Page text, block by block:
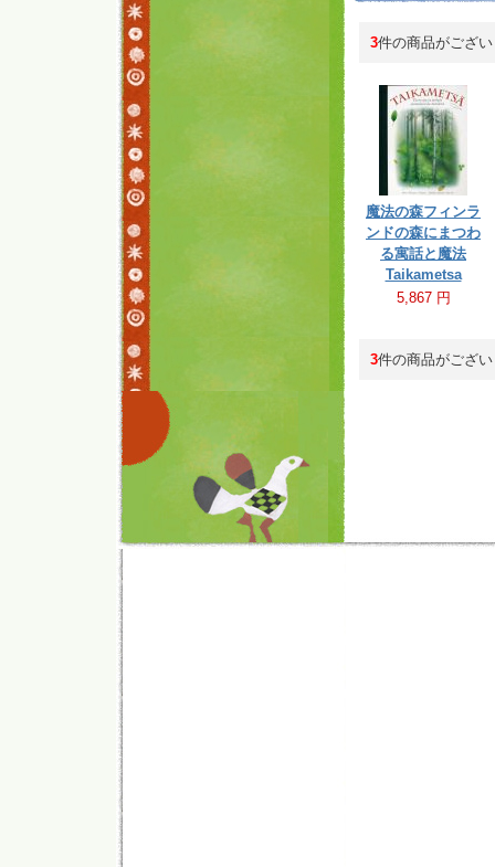
3件の商品がござ
魔法の森フィンラ
ンドの森にまつわ
る寓話と魔法
Taikametsa
5,867 円
3件の商品がござ